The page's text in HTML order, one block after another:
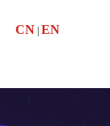
CN | EN